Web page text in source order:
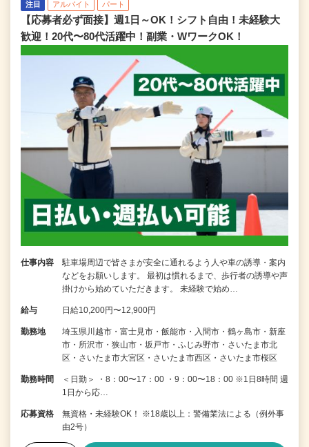
注目 アルバイト パート
【応募者必ず面接】週1日～OK！シフト自由！未経験大
歓迎！20代〜80代活躍中！副業・WワークOK！
仕事内容
駐車場周辺で皆さまが安全に通れるよう人や車の誘導・案内
などをお願いします。 最初は慣れるまで、歩行者の誘導や声
掛けから始めていただきます。 未経験で始め…
給与 日給10,200円〜12,900円
勤務地
埼玉県川越市・富士見市・飯能市・入間市・鶴ヶ島市・新座
市・所沢市・狭山市・坂戸市・ふじみ野市・さいたま市北
区・さいたま市大宮区・さいたま市西区・さいたま市桜区
勤務時間
＜日勤＞ ・8：00〜17：00 ・9：00〜18：00 ※1日8時間 週
1日から応…
応募資格
無資格・未経験OK！ ※18歳以上：警備業法による（例外事
由2号）